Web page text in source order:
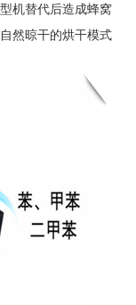
机替代后造成蜂窝
然晾干的烘干模式